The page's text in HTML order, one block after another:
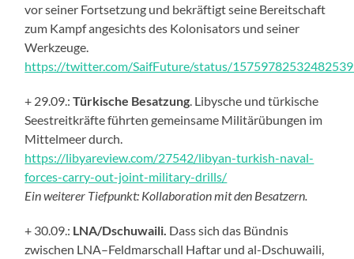
vor seiner Fortsetzung und bekräftigt seine Bereitschaft
zum Kampfangesichts des Kolonisators und seiner
Werkzeuge.
https://twitter.com/SaifFuture/status/
+ 29.09.:Türkische Besatzung L ibysche und türkische
Seestreitkräfte führten gemeinsame Militärübungen im
Mittelmeer durch.
https://libyareview.com/27542/libyan-turkish-naval-
forces-carry-out-joint-military-drills/
Ein weiterer Tiefpunkt: Kollaboration mit den Besatzern
+ 30.09.: LNA/Dschuwaili. Dass sich das Bündnis
zwischen LNA–Feldmarschall Haftar und al-Dschuwaili